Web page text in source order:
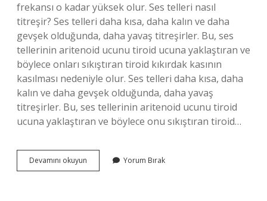
frekansı o kadar yüksek olur. Ses telleri nasıl
titreşir? Ses telleri daha kısa, daha kalın ve daha
gevşek olduğunda, daha yavaş titreşirler. Bu, ses
tellerinin aritenoid ucunu tiroid ucuna yaklaştıran ve
böylece onları sıkıştıran tiroid kıkırdak kasının
kasılması nedeniyle olur. Ses telleri daha kısa, daha
kalın ve daha gevşek olduğunda, daha yavaş
titreşirler. Bu, ses tellerinin aritenoid ucunu tiroid
ucuna yaklaştıran ve böylece onu sıkıştıran tiroid…
Devamını okuyun
Nasıl
Yorum Bırak